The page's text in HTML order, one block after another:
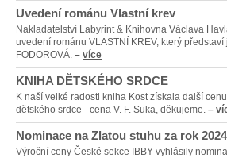
Uvedení románu Vlastní krev
Nakladatelství Labyrint & Knihovna Václava
uvedení románu VLASTNÍ KREV, který představí
FODOROVÁ. – více
KNIHA DĚTSKÉHO SRDCE
K naší velké radosti kniha Kost získala další
dětského srdce - cena V. F. Suka, děkujeme. –
Nominace na Zlatou stuhu za rok 2024
Výroční ceny České sekce IBBY vyhlásily